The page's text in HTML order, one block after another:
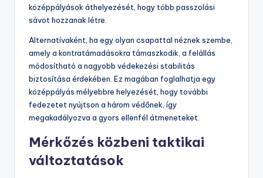
középpályások áthelyezését, hogy több passzolási
sávot hozzanak létre.
Alternatívaként, ha egy olyan csapattal néznek szembe,
amely a kontratámadásokra támaszkodik, a felállás
módosítható a nagyobb védekezési stabilitás
biztosítása érdekében. Ez magában foglalhatja egy
középpályás mélyebbre helyezését, hogy további
fedezetet nyújtson a három védőnek, így
megakadályozva a gyors ellenfél átmeneteket.
Mérkőzés közbeni taktikai
változtatások